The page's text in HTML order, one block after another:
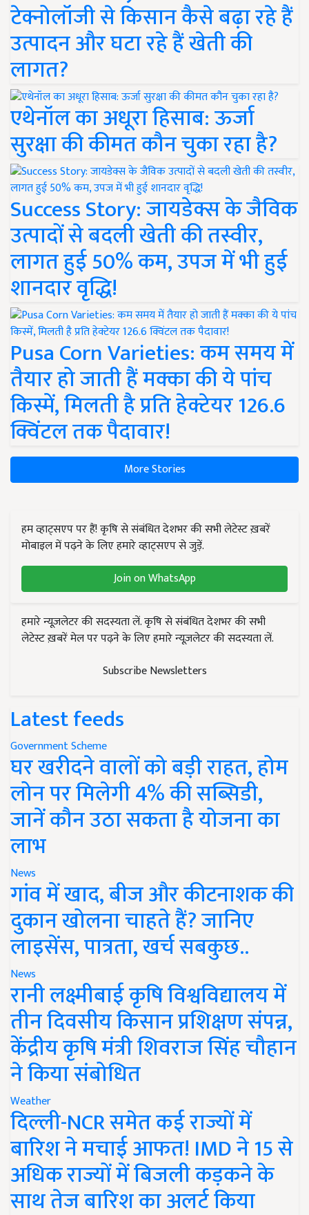
टेक्नोलॉजी से किसान कैसे बढ़ा रहे हैं
उत्पादन और घटा रहे हैं खेती की
लागत?
एथेनॉल का अधूरा हिसाब: ऊर्जा
सुरक्षा की कीमत कौन चुका रहा है?
Success Story: जायडेक्स के जैविक
उत्पादों से बदली खेती की तस्वीर,
लागत हुई 50% कम, उपज में भी हुई
शानदार वृद्धि!
Pusa Corn Varieties: कम समय में
तैयार हो जाती हैं मक्का की ये पांच
किस्में, मिलती है प्रति हेक्टेयर 126.6
क्विंटल तक पैदावार!
More Stories
हम व्हाट्सएप पर हैं! कृषि से संबंधित देशभर की सभी लेटेस्ट ख़बरें
मोबाइल में पढ़ने के लिए हमारे व्हाट्सएप से जुड़ें.
Join on WhatsApp
हमारे न्यूज़लेटर की सदस्यता लें. कृषि से संबंधित देशभर की सभी
लेटेस्ट ख़बरें मेल पर पढ़ने के लिए हमारे न्यूज़लेटर की सदस्यता लें.
Subscribe Newsletters
Latest feeds
Government Scheme
घर खरीदने वालों को बड़ी राहत, होम
लोन पर मिलेगी 4% की सब्सिडी,
जानें कौन उठा सकता है योजना का
लाभ
News
गांव में खाद, बीज और कीटनाशक की
दुकान खोलना चाहते हैं? जानिए
लाइसेंस, पात्रता, खर्च सबकुछ..
News
रानी लक्ष्मीबाई कृषि विश्वविद्यालय में
तीन दिवसीय किसान प्रशिक्षण संपन्न,
केंद्रीय कृषि मंत्री शिवराज सिंह चौहान
ने किया संबोधित
Weather
दिल्ली-NCR समेत कई राज्यों में
बारिश ने मचाई आफत! IMD ने 15 से
अधिक राज्यों में बिजली कड़कने के
साथ तेज बारिश का अलर्ट किया